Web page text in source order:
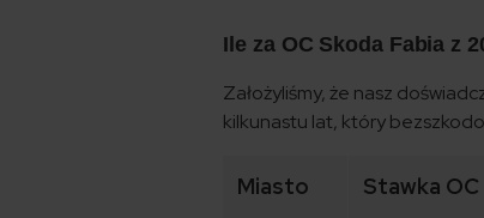
Ile za OC Skoda Fabia z
Założyliśmy, że nasz
kilkunastu lat, który
Miasto Stawka OC